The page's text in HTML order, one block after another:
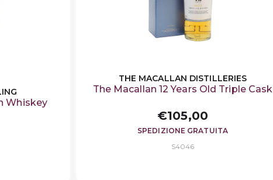
Whiskey
THE MACALLAN DISTILLERIES
The Macallan 12 Years Old Triple Cask
€105,00
SPEDIZIONE GRATUITA
S4046